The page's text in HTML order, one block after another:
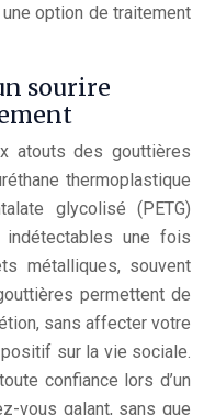
option de traitement
sourire
atouts des gouttières
thermoplastique
glycolisé (PETG)
indétectables une fois
métalliques, souvent
permettent de
sans affecter votre
sur la vie sociale.
confiance lors d’un
vous galant, sans que